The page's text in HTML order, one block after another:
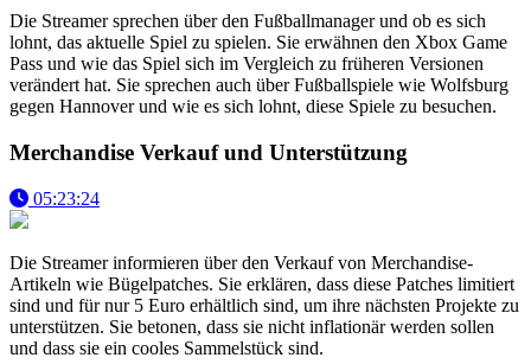
Die Streamer sprechen über den Fußballmanager und ob es sich
lohnt, das aktuelle Spiel zu spielen. Sie erwähnen den Xbox Game
Pass und wie das Spiel sich im Vergleich zu früheren Versionen
verändert hat. Sie sprechen auch über Fußballspiele wie Wolfsburg
gegen Hannover und wie es sich lohnt, diese Spiele zu besuchen.
Merchandise Verkauf und Unterstützung
05:23:24
Die Streamer informieren über den Verkauf von Merchandise-
Artikeln wie Bügelpatches. Sie erklären, dass diese Patches limitiert
sind und für nur 5 Euro erhältlich sind, um ihre nächsten Projekte zu
unterstützen. Sie betonen, dass sie nicht inflationär werden sollen
und dass sie ein cooles Sammelstück sind.